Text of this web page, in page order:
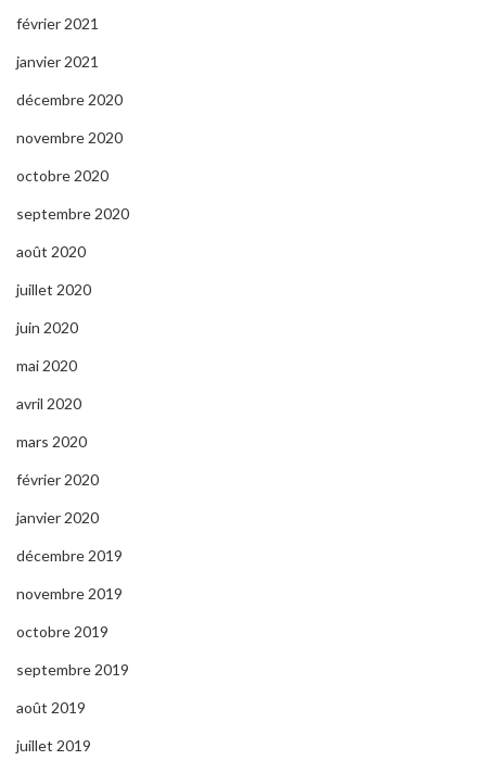
février 2021
janvier 2021
décembre 2020
novembre 2020
octobre 2020
septembre 2020
août 2020
juillet 2020
juin 2020
mai 2020
avril 2020
mars 2020
février 2020
janvier 2020
décembre 2019
novembre 2019
octobre 2019
septembre 2019
août 2019
juillet 2019